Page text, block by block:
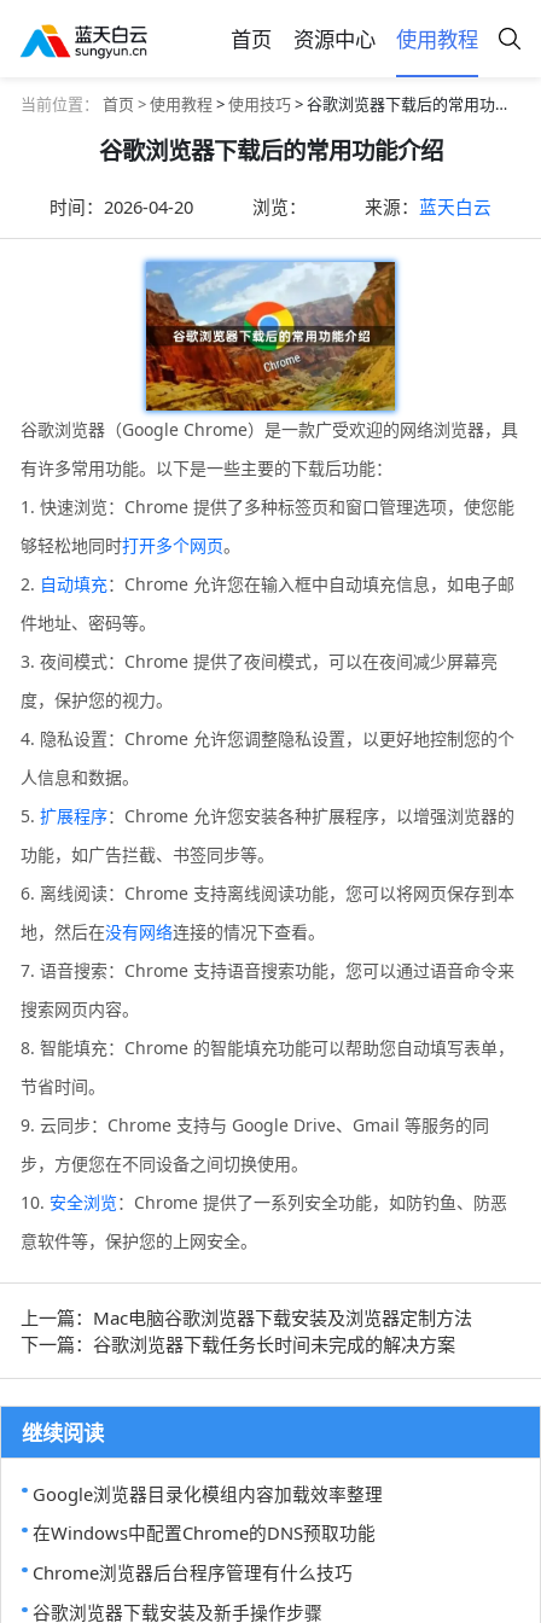
首页 资源中心 使用教程
当前位置： 首页 >使用教程>使用技巧> 谷歌浏览器下载后的常用功能介绍
谷歌浏览器下载后的常用功能介绍
时间：2026-04-20 浏览： 来源： 蓝天白云
谷歌浏览器（Google Chrome）是一款广受欢迎的网络浏览器，具
有许多常用功能。以下是一些主要的下载后功能：
1. 快速浏览：Chrome 提供了多种标签页和窗口管理选项，使您能
够轻松地同时打开多个网页。
2. 自动填充：Chrome 允许您在输入框中自动填充信息，如电子邮
件地址、密码等。
3. 夜间模式：Chrome 提供了夜间模式，可以在夜间减少屏幕亮
度，保护您的视力。
4. 隐私设置：Chrome 允许您调整隐私设置，以更好地控制您的个
人信息和数据。
5.扩展程序：Chrome 允许您安装各种扩展程序，以增强浏览器的
功能，如广告拦截、书签同步等。
6. 离线阅读：Chrome 支持离线阅读功能，您可以将网页保存到本
地，然后在没有网络连接的情况下查看。
7. 语音搜索：Chrome 支持语音搜索功能，您可以通过语音命令来
搜索网页内容。
8. 智能填充：Chrome 的智能填充功能可以帮助您自动填写表单，
节省时间。
9. 云同步：Chrome 支持与 Google Drive、Gmail 等服务的同
步，方便您在不同设备之间切换使用。
10. 安全浏览：Chrome 提供了一系列安全功能，如防钓鱼、防恶
意软件等，保护您的上网安全。
上一篇：Mac电脑谷歌浏览器下载安装及浏览器定制方法
下一篇：谷歌浏览器下载任务长时间未完成的解决方案
继续阅读
Google浏览器目录化模组内容加载效率整理
在Windows中配置Chrome的DNS预取功能
Chrome浏览器后台程序管理有什么技巧
谷歌浏览器下载安装及新手操作步骤